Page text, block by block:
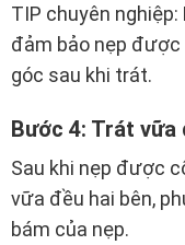
TIP chuyên
đảm bảo nẹp được
góc sau khi trát.
Bước 4: Trát vữa
Sau khi nẹp được
vữa đều hai bên,
bám của nẹp.